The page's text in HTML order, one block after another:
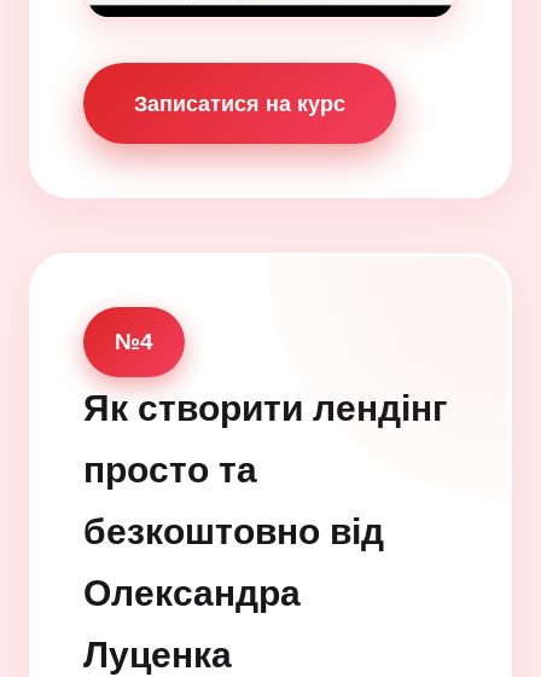
Записатися на курс
№4
Як створити лендінг
просто та
безкоштовно від
Олександра
Луценка